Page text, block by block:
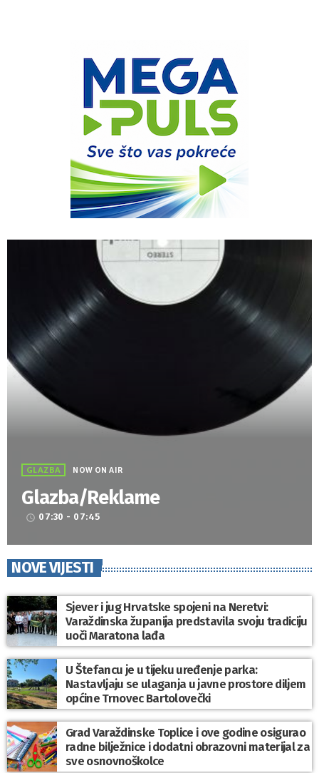
GLAZBA NOW ON AIR
Glazba/Reklame
access_time 07:30 - 07:45
NOVE VIJESTI
Sjever i jug Hrvatske spojeni na Neretvi:
Varaždinska županija predstavila svoju tradiciju
uoči Maratona lađa
U Štefancu je u tijeku uređenje parka:
Nastavljaju se ulaganja u javne prostore diljem
općine Trnovec Bartolovečki
Grad Varaždinske Toplice i ove godine osigurao
radne bilježnice i dodatni obrazovni materijal za
sve osnovnoškolce